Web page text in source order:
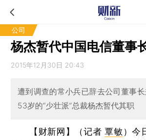
公司
杨杰暂代中国电信董事
2015年12月30日 20:43
遭到调查的常小兵已辞去公司董事长
53岁的“少壮派”总裁杨杰暂代其职
【财新网】（记者覃敏 ）今